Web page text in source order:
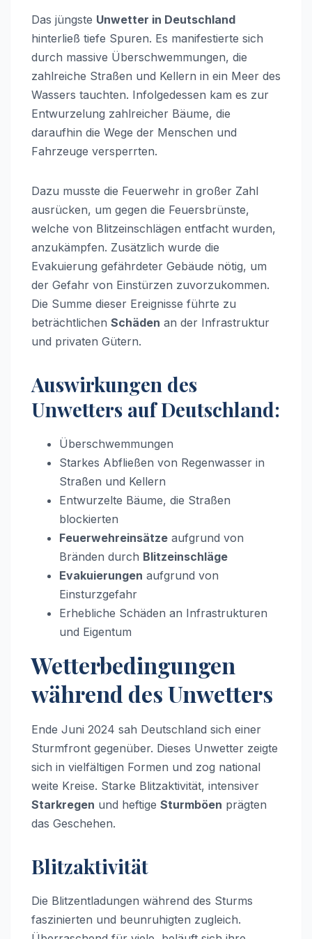
Das jüngste Unwetter in Deutschland
hinterließ tiefe Spuren. Es manifestierte sich
durch massive Überschwemmungen, die
zahlreiche Straßen und Kellern in ein Meer des
Wassers tauchten. Infolgedessen kam es zur
Entwurzelung zahlreicher Bäume, die
daraufhin die Wege der Menschen und
Fahrzeuge versperrten.
Dazu musste die Feuerwehr in großer Zahl
ausrücken, um gegen die Feuersbrünste,
welche von Blitzeinschlägen entfacht wurden,
anzukämpfen. Zusätzlich wurde die
Evakuierung gefährdeter Gebäude nötig, um
der Gefahr von Einstürzen zuvorzukommen.
Die Summe dieser Ereignisse führte zu
beträchtlichen Schäden an der Infrastruktur
und privaten Gütern.
Auswirkungen des
Unwetters auf Deutschland:
Überschwemmungen
Starkes Abfließen von Regenwasser in
Straßen und Kellern
Entwurzelte Bäume, die Straßen
blockierten
Feuerwehreinsätze aufgrund von
Bränden durch Blitzeinschläge
Evakuierungen aufgrund von
Einsturzgefahr
Erhebliche Schäden an Infrastrukturen
und Eigentum
Wetterbedingungen
während des Unwetters
Ende Juni 2024 sah Deutschland sich einer
Sturmfront gegenüber. Dieses Unwetter zeigte
sich in vielfältigen Formen und zog national
weite Kreise. Starke Blitzaktivität, intensiver
Starkregen und heftige Sturmböen prägten
das Geschehen.
Blitzaktivität
Die Blitzentladungen während des Sturms
faszinierten und beunruhigten zugleich.